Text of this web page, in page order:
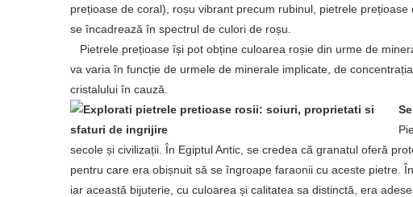
prețioase de coral), roșu vibrant precum rubinul, pietrele
se încadrează în spectrul de culori de roșu.
Pietrele prețioase își pot obține culoarea roșie din urme de
va varia în funcție de urmele de minerale implicate, de
cristalului în cauză.
secole și civilizații. În Egiptul Antic, se credea că granatul oferă
pentru care era obișnuit să se îngroape faraonii cu aceste pietre.
iar această bijuterie, cu culoarea și calitatea sa distinctă, era